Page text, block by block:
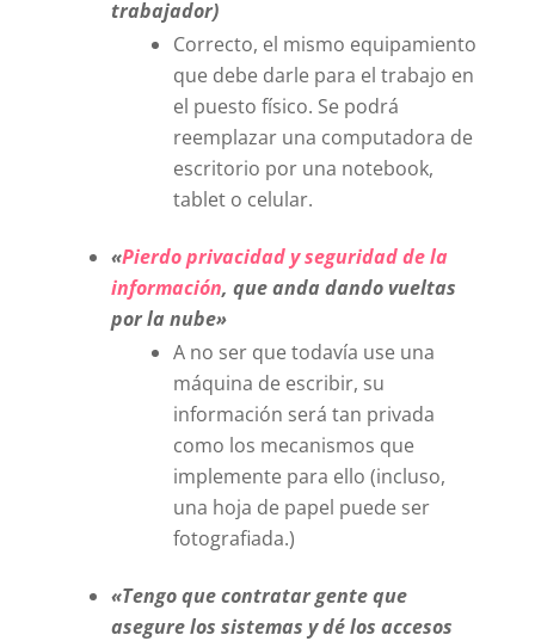
trabajador)
Correcto, el mismo equipamiento
que debe darle para el trabajo en
el puesto físico. Se podrá
reemplazar una computadora de
escritorio por una notebook,
tablet o celular.
«Pierdo privacidad y seguridad de la
información, que anda dando vueltas
por la nube»
A no ser que todavía use una
máquina de escribir, su
información será tan privada
como los mecanismos que
implemente para ello (incluso,
una hoja de papel puede ser
fotografiada.)
«Tengo que contratar gente que
asegure los sistemas y dé los accesos